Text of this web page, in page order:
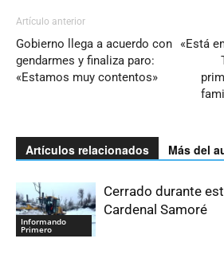
Artículo anterior
Gobierno llega a acuerdo con
gendarmes y finaliza paro:
«Estamos muy contentos»
«Está
Artículos relacionados Más del
Informando
Primero
Cerrado durante
Cardenal Samoré